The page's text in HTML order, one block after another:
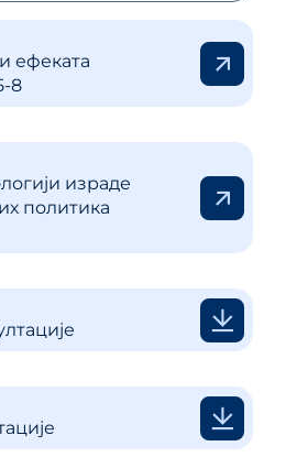
ефеката
8
израде
политика